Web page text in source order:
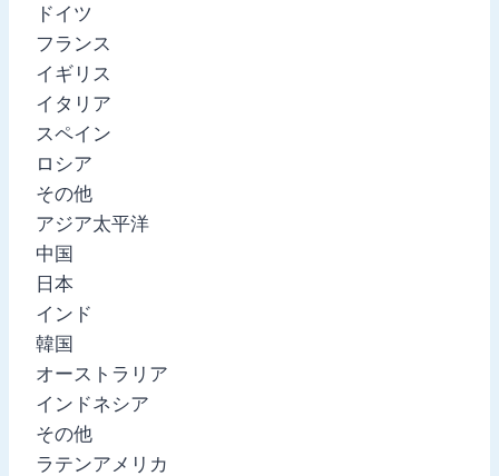
ドイツ
フランス
イギリス
イタリア
スペイン
ロシア
その他
アジア太平洋
中国
日本
インド
韓国
オーストラリア
インドネシア
その他
ラテンアメリカ